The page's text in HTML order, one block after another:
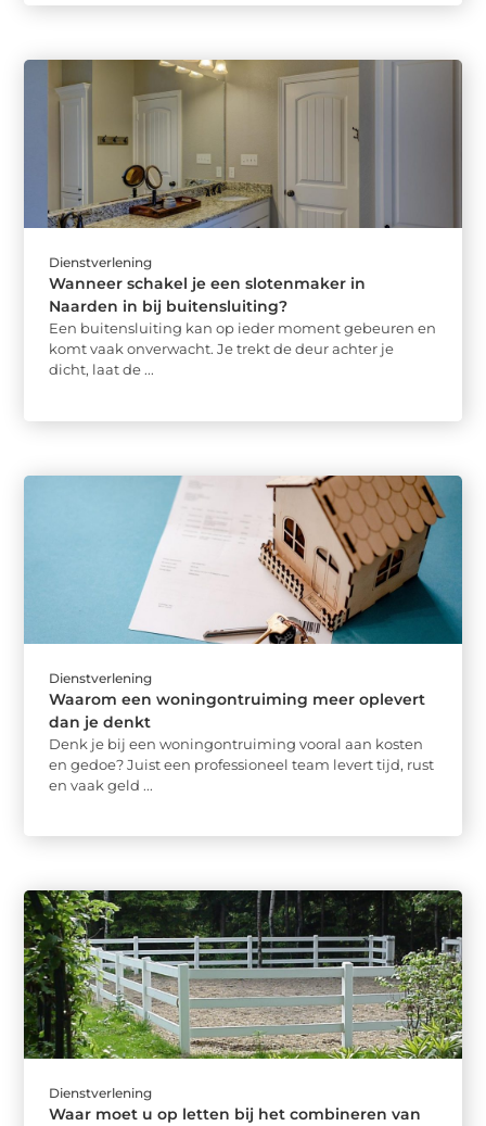
Dienstverlening
Wanneer schakel je een slotenmaker in
Naarden in bij buitensluiting?
Een buitensluiting kan op ieder moment gebeuren en
komt vaak onverwacht. Je trekt de deur achter je
dicht, laat de ...
Dienstverlening
Waarom een woningontruiming meer oplevert
dan je denkt
Denk je bij een woningontruiming vooral aan kosten
en gedoe? Juist een professioneel team levert tijd, rust
en vaak geld ...
Dienstverlening
Waar moet u op letten bij het combineren van